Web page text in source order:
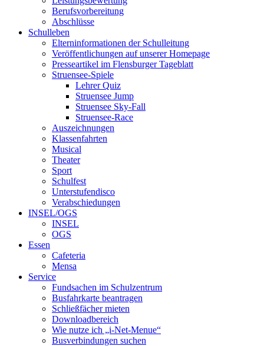
Berufsvorbereitung
Abschlüsse
Schulleben
Elterninformationen der Schulleitung
Veröffentlichungen auf unserer Homepage
Presseartikel im Flensburger Tageblatt
Struensee-Spiele
Lehrer Quiz
Struensee Jump
Struensee Sky-Fall
Struensee-Race
Auszeichnungen
Klassenfahrten
Musical
Theater
Sport
Schulfest
Unterstufendisco
Verabschiedungen
INSEL/OGS
INSEL
OGS
Essen
Cafeteria
Mensa
Service
Fundsachen im Schulzentrum
Busfahrkarte beantragen
Schließfächer mieten
Downloadbereich
Wie nutze ich „i-Net-Menue“
Busverbindungen suchen